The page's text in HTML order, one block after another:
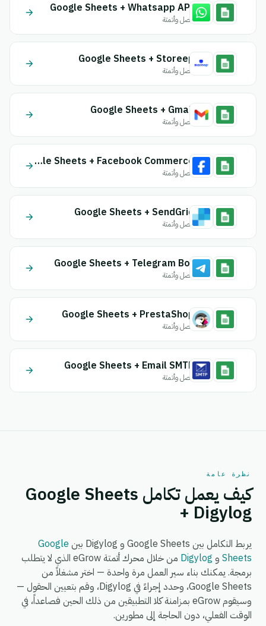
Google Sheets + Whatsapp API
اتصل وأتمتة
Google Sheets + Storeep
اتصل وأتمتة
Google Sheets + Gmail
اتصل وأتمتة
Google Sheets + Facebook Commerce
اتصل وأتمتة
Google Sheets + SendGrid
اتصل وأتمتة
Google Sheets + Telegram Bot
اتصل وأتمتة
Google Sheets + PrestaShop
اتصل وأتمتة
Google Sheets + Email SMTP
اتصل وأتمتة
نظرة عامة
كيف يعمل تكامل Google Sheets
+ Digylog
يربط التكامل بين Google Sheets و Digylog بين
Google
Sheets و Digylog
من خلال محرك أتمتة eGrow الذي لا يتطلب
برمجة. يمكنك بناء سير العمل مرة واحدة — اختر مشغلاً من
Google Sheets، وحدد إجراءً في Digylog، وقم بتعيين الحقول —
وسيقوم eGrow بمزامنة كلا التطبيقين من ذلك الحين فصاعداً، في
الوقت الفعلي، دون الحاجة إلى مطورين.